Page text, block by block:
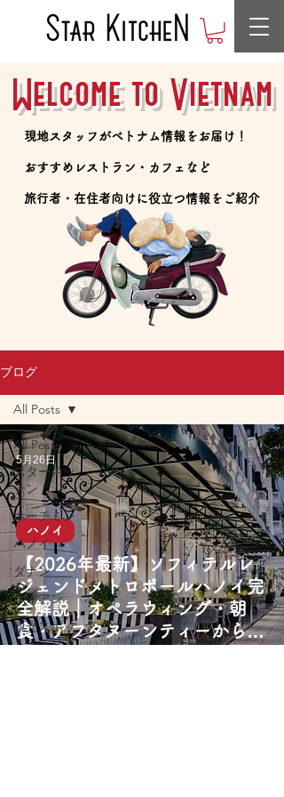
Welcome to Vietnam
​現地スタッフがベトナム情報をお届け！
​おすすめレストラン・カフェなど
​旅行者・在住者向けに役立つ情報をご紹介
ブログ
All Posts
スターキッ
チン
ホーチミン
ハノイ
ダナン
ホイアン
観光スポッ
ト・エリア
All Posts
【2026年最新】ソフィテルレ
ジェンドメトロポールハノイ完
全解説｜オペラウィング・朝
食・アフタヌーンティーから歴
ハノイ
5月26日